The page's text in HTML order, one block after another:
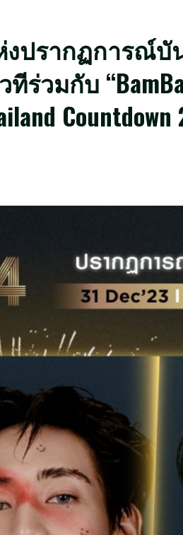
รากฏการณ์บัน
ร่วมกับ